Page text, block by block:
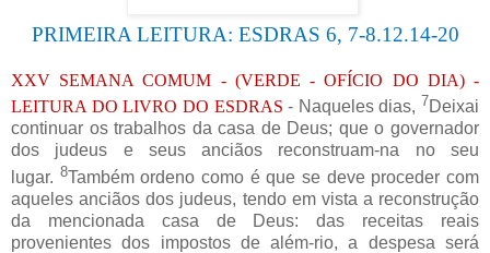
PRIMEIRA LEITURA: ESDRAS 6, 7-8.12.14-20
XXV SEMANA COMUM - (VERDE - OFÍCIO DO DIA)-
LEITURA DO LIVRO DO ESDRAS - Naqueles dias, 7Deixai
continuar os trabalhos da casa de Deus; que o governador
dos judeus e seus anciãos reconstruam-na no seu
lugar. 8Também ordeno como é que se deve proceder com
aqueles anciãos dos judeus, tendo em vista a reconstrução
da mencionada casa de Deus: das receitas reais
provenientes dos impostos de além-rio, a despesa será